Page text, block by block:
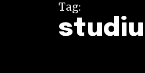
Tag: